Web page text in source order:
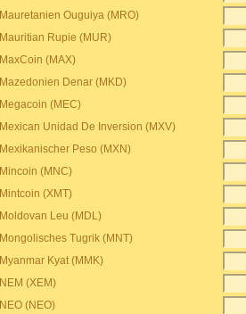
Mauretanien Ouguiya (MRO)
Mauritian Rupie (MUR)
MaxCoin (MAX)
Mazedonien Denar (MKD)
Megacoin (MEC)
Mexican Unidad De Inversion (MXV)
Mexikanischer Peso (MXN)
Mincoin (MNC)
Mintcoin (XMT)
Moldovan Leu (MDL)
Mongolisches Tugrik (MNT)
Myanmar Kyat (MMK)
NEM (XEM)
NEO (NEO)